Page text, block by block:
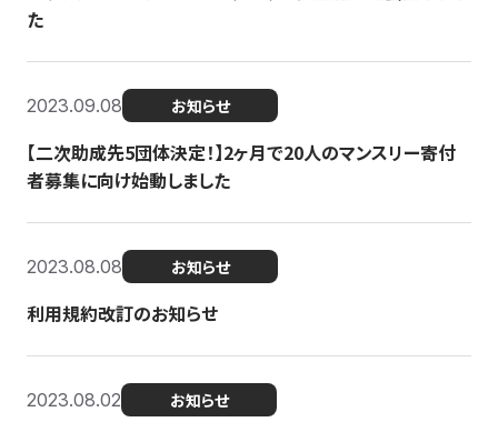
た
2023.09.08 お知らせ
【二次助成先5団体決定！】2ヶ月で20人のマンスリー寄付
者募集に向け始動しました
2023.08.08 お知らせ
利用規約改訂のお知らせ
2023.08.02 お知らせ